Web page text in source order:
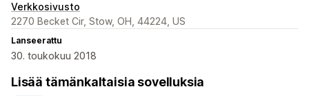
Verkkosivusto
2270 Becket Cir, Stow, OH, 44224, US
Lanseerattu
30. toukokuu 2018
Lisää tämänkaltaisia sovelluksia